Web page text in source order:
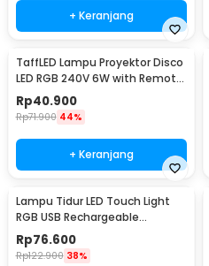
+ Keranjang
TaffLED Lampu Proyektor Disco
LED RGB 240V 6W with Remote
Control - CY-LV-RG
Rp40.900
Rp71.900 44%
+ Keranjang
Lampu Tidur LED Touch Light
RGB USB Rechargeable
1500mAh 5V 3W - F8-1
Rp76.600
Rp122.900 38%